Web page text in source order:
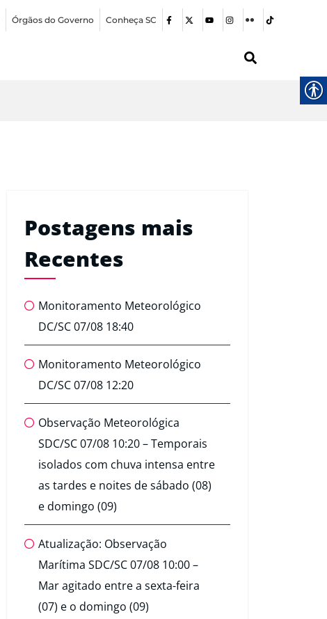
Órgãos do Governo Conheça SC
Postagens mais
Recentes
Monitoramento Meteorológico
DC/SC 07/08 18:40
Monitoramento Meteorológico
DC/SC 07/08 12:20
Observação Meteorológica
SDC/SC 07/08 10:20 – Temporais
isolados com chuva intensa entre
as tardes e noites de sábado (08)
e domingo (09)
Atualização: Observação
Marítima SDC/SC 07/08 10:00 –
Mar agitado entre a sexta-feira
(07) e o domingo (09)